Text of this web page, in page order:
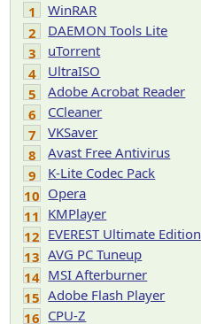
1
WinRAR
2
DAEMON Tools Lite
3
uTorrent
4
UltraISO
5
Adobe Acrobat Reader
6
CCleaner
7
VKSaver
8
Avast Free Antivirus
9
K-Lite Codec Pack
10 Opera
11 KMPlayer
12 EVEREST Ultimate Edition
13 AVG PC Tuneup
14 MSI Afterburner
15 Adobe Flash Player
16 CPU-Z